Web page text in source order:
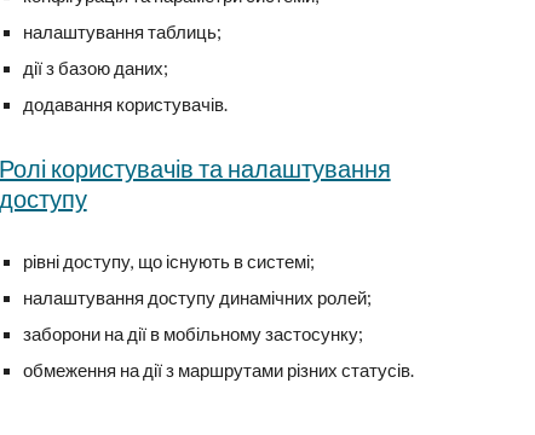
налаштування таблиць;
дії з базою даних;
додавання користувачів.
Ролі користувачів та налаштування
доступу
рівні доступу, що існують в системі;
налаштування доступу динамічних ролей;
заборони на дії в мобільному застосунку;
обмеження на дії з маршрутами різних статусів.